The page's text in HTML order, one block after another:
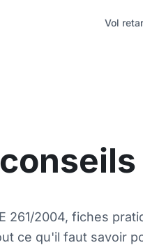
Vol
261/2004, fiches
ce qu'il faut savoir